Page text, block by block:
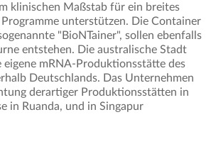
klinischen Maßstab für ein breites
unterstützen. Die Container
"BioNTainer", sollen ebenfalls
entstehen. Die australische Stadt
mRNA-Produktionsstätte des
Deutschlands. Das Unternehmen
derartiger Produktionsstätten in
in Ruanda, und in Singapur